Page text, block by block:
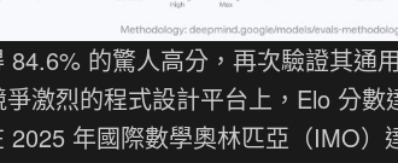
84.6% 的驚人高分，再次驗證其通
激烈的程式設計平台上，Elo 分數
2025 年國際數學奧林匹亞（IMO